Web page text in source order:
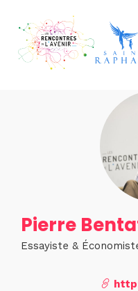
Pierre
Essayiste &